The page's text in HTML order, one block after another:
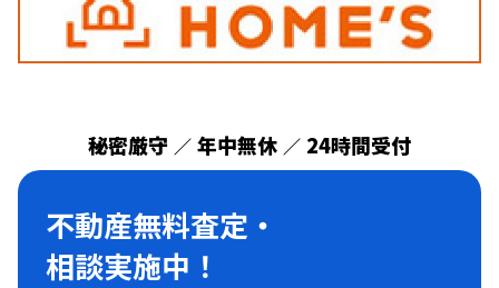
秘密厳守 ／ 年中無休 ／ 24時間受付
不動産無料査定・
相談実施中！